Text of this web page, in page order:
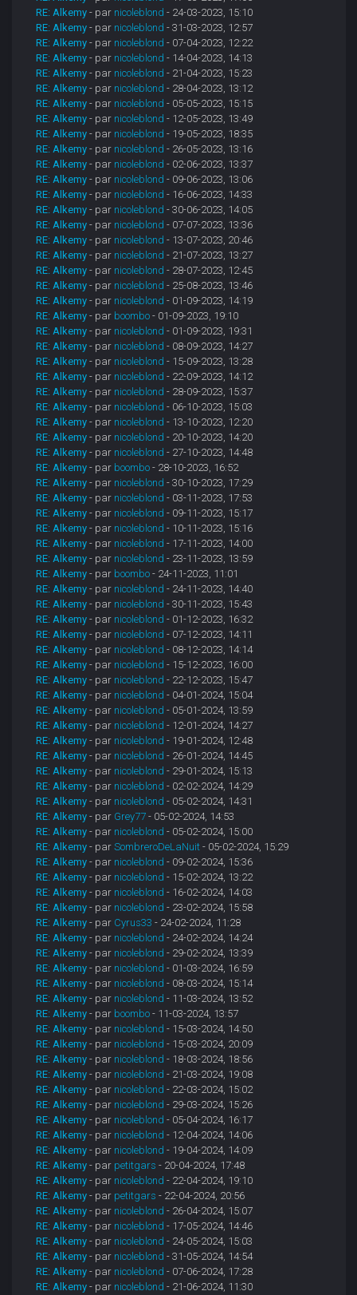
RE: Alkemy - par nicoleblond - 24-03-2023, 15:10
RE: Alkemy - par nicoleblond - 31-03-2023, 12:57
RE: Alkemy - par nicoleblond - 07-04-2023, 12:22
RE: Alkemy - par nicoleblond - 14-04-2023, 14:13
RE: Alkemy - par nicoleblond - 21-04-2023, 15:23
RE: Alkemy - par nicoleblond - 28-04-2023, 13:12
RE: Alkemy - par nicoleblond - 05-05-2023, 15:15
RE: Alkemy - par nicoleblond - 12-05-2023, 13:49
RE: Alkemy - par nicoleblond - 19-05-2023, 18:35
RE: Alkemy - par nicoleblond - 26-05-2023, 13:16
RE: Alkemy - par nicoleblond - 02-06-2023, 13:37
RE: Alkemy - par nicoleblond - 09-06-2023, 13:06
RE: Alkemy - par nicoleblond - 16-06-2023, 14:33
RE: Alkemy - par nicoleblond - 30-06-2023, 14:05
RE: Alkemy - par nicoleblond - 07-07-2023, 13:36
RE: Alkemy - par nicoleblond - 13-07-2023, 20:46
RE: Alkemy - par nicoleblond - 21-07-2023, 13:27
RE: Alkemy - par nicoleblond - 28-07-2023, 12:45
RE: Alkemy - par nicoleblond - 25-08-2023, 13:46
RE: Alkemy - par nicoleblond - 01-09-2023, 14:19
RE: Alkemy - par boombo - 01-09-2023, 19:10
RE: Alkemy - par nicoleblond - 01-09-2023, 19:31
RE: Alkemy - par nicoleblond - 08-09-2023, 14:27
RE: Alkemy - par nicoleblond - 15-09-2023, 13:28
RE: Alkemy - par nicoleblond - 22-09-2023, 14:12
RE: Alkemy - par nicoleblond - 28-09-2023, 15:37
RE: Alkemy - par nicoleblond - 06-10-2023, 15:03
RE: Alkemy - par nicoleblond - 13-10-2023, 12:20
RE: Alkemy - par nicoleblond - 20-10-2023, 14:20
RE: Alkemy - par nicoleblond - 27-10-2023, 14:48
RE: Alkemy - par boombo - 28-10-2023, 16:52
RE: Alkemy - par nicoleblond - 30-10-2023, 17:29
RE: Alkemy - par nicoleblond - 03-11-2023, 17:53
RE: Alkemy - par nicoleblond - 09-11-2023, 15:17
RE: Alkemy - par nicoleblond - 10-11-2023, 15:16
RE: Alkemy - par nicoleblond - 17-11-2023, 14:00
RE: Alkemy - par nicoleblond - 23-11-2023, 13:59
RE: Alkemy - par boombo - 24-11-2023, 11:01
RE: Alkemy - par nicoleblond - 24-11-2023, 14:40
RE: Alkemy - par nicoleblond - 30-11-2023, 15:43
RE: Alkemy - par nicoleblond - 01-12-2023, 16:32
RE: Alkemy - par nicoleblond - 07-12-2023, 14:11
RE: Alkemy - par nicoleblond - 08-12-2023, 14:14
RE: Alkemy - par nicoleblond - 15-12-2023, 16:00
RE: Alkemy - par nicoleblond - 22-12-2023, 15:47
RE: Alkemy - par nicoleblond - 04-01-2024, 15:04
RE: Alkemy - par nicoleblond - 05-01-2024, 13:59
RE: Alkemy - par nicoleblond - 12-01-2024, 14:27
RE: Alkemy - par nicoleblond - 19-01-2024, 12:48
RE: Alkemy - par nicoleblond - 26-01-2024, 14:45
RE: Alkemy - par nicoleblond - 29-01-2024, 15:13
RE: Alkemy - par nicoleblond - 02-02-2024, 14:29
RE: Alkemy - par nicoleblond - 05-02-2024, 14:31
RE: Alkemy - par Grey77 - 05-02-2024, 14:53
RE: Alkemy - par nicoleblond - 05-02-2024, 15:00
RE: Alkemy - parSombreroDeLaNuit - 05-02-2024, 15:29
RE: Alkemy - par nicoleblond - 09-02-2024, 15:36
RE: Alkemy - par nicoleblond - 15-02-2024, 13:22
RE: Alkemy - par nicoleblond - 16-02-2024, 14:03
RE: Alkemy - par nicoleblond - 23-02-2024, 15:58
RE: Alkemy - par Cyrus33 - 24-02-2024, 11:28
RE: Alkemy - par nicoleblond - 24-02-2024, 14:24
RE: Alkemy - par nicoleblond - 29-02-2024, 13:39
RE: Alkemy - par nicoleblond - 01-03-2024, 16:59
RE: Alkemy - par nicoleblond - 08-03-2024, 15:14
RE: Alkemy - par nicoleblond - 11-03-2024, 13:52
RE: Alkemy - par boombo - 11-03-2024, 13:57
RE: Alkemy - par nicoleblond - 15-03-2024, 14:50
RE: Alkemy - par nicoleblond - 15-03-2024, 20:09
RE: Alkemy - par nicoleblond - 18-03-2024, 18:56
RE: Alkemy - par nicoleblond - 21-03-2024, 19:08
RE: Alkemy - par nicoleblond - 22-03-2024, 15:02
RE: Alkemy - par nicoleblond - 29-03-2024, 15:26
RE: Alkemy - par nicoleblond - 05-04-2024, 16:17
RE: Alkemy - par nicoleblond - 12-04-2024, 14:06
RE: Alkemy - par nicoleblond - 19-04-2024, 14:09
RE: Alkemy - par petitgars - 20-04-2024, 17:48
RE: Alkemy - par nicoleblond - 22-04-2024, 19:10
RE: Alkemy - par petitgars - 22-04-2024, 20:56
RE: Alkemy - par nicoleblond - 26-04-2024, 15:07
RE: Alkemy - par nicoleblond - 17-05-2024, 14:46
RE: Alkemy - par nicoleblond - 24-05-2024, 15:03
RE: Alkemy - par nicoleblond - 31-05-2024, 14:54
RE: Alkemy - par nicoleblond - 07-06-2024, 17:28
RE: Alkemy - par nicoleblond - 21-06-2024, 11:30